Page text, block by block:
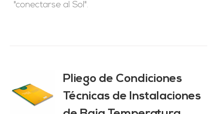
"conectarse al Sol".
Pliego de Condiciones
Técnicas de Instalaciones